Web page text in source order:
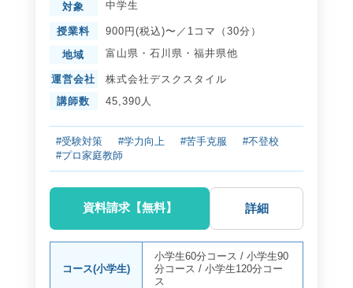
対象 中学生
授業料 900円(税込)〜／1コマ（30分）
地域 富山県 ・ 石川県 ・ 福井県他
運営会社
株式会社デスクスタイル
講師数
45,390人
#受験対策 #学力向上 #苦手克服
#不登校
#プロ家庭教師
資料請求【無料】 詳細
コース(小学生)
小学生60分コース /小学生90
分コース /小学生120分コー
ス